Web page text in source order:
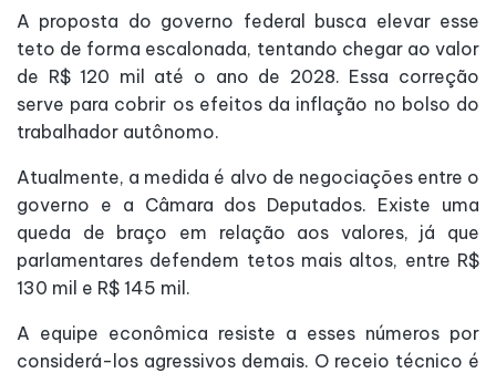
A proposta do governo federal busca elevar esse
teto de forma escalonada, tentando chegar ao valor
de R$ 120 mil até o ano de 2028. Essa correção
serve para cobrir os efeitos da inflação no bolso do
trabalhador autônomo.
Atualmente, a medida é alvo de negociações entre o
governo e a Câmara dos Deputados. Existe uma
queda de braço em relação aos valores, já que
parlamentares defendem tetos mais altos, entre R$
130 mil e R$ 145 mil.
A equipe econômica resiste a esses números por
considerá-los agressivos demais. O receio técnico é